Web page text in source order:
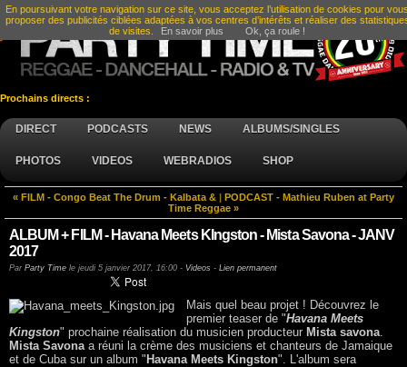
Prochains directs :
DIRECT PODCASTS NEWS ALBUMS/SINGLES
PHOTOS VIDEOS WEBRADIOS SHOP
« FILM - Congo Beat The Drum - Kalbata &
PODCAST - Mathieu Ruben at Party
Time Reggae »
ALBUM + FILM - Havana Meets KIngston - Mista Savona - JANV
2017
Par Party Time le jeudi 5 janvier 2017, 16:00 - Videos - Lien permanent
Mais quel beau projet ! Découvrez le
premier teaser de "Havana Meets
Kingston" prochaine réalisation du musicien producteur Mista savona.
Mista Savonaa réuni la crème des musiciens et chanteurs de Jamaique
et de Cuba sur un album " Havana Meets Kingston". L'album sera
En poursuivant votre navigation sur ce site, vous acceptez l’utilisation de cookies pour
proposer des publicités ciblées adaptées à vos centres d’intérêts et réaliser des
de visites.
En savoir plus Ok, ça roule !